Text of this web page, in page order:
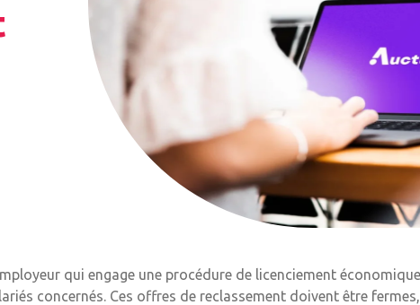
qui engage une procédure de licenciement
concernés. Ces offres de reclassement doivent être